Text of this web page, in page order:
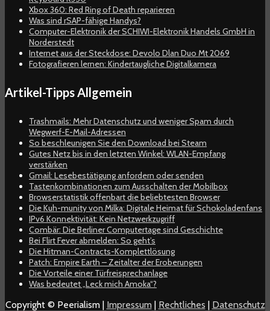
Xbox 360: Red Ring of Death reparieren
Was sind rSAP-fähige Handys?
Computer-Elektronik der SCHIWI-Elektronik Handels GmbH in
Norderstedt
Internet aus der Steckdose: Devolo Dlan Duo Mt 2069
Fotografieren lernen: Kindertaugliche Digitalkamera
Artikel-Tipps Allgemein
Trashmails: Mehr Datenschutz und weniger Spam durch
Wegwerf-E-Mail-Adressen
So beschleunigen Sie den Download bei Steam
Gutes Netz bis in den letzten Winkel: WLAN-Empfang
verstärken
Gmail: Lesebestätigung anfordern oder senden
Tastenkombinationen zum Ausschalten der Mobilbox
Browserstatistik offenbart die beliebtesten Browser
Die Kuh-munity von Milka: Digitale Heimat für Schokoladenfans
IPv6 Konnektivität: Kein Netzwerkzugriff
Combär: Die Berliner Computertage sind Geschichte
Bei Flirt Fever abmelden: So geht’s
Die Hitman-Contracts-Komplettlösung
Patch: Empire Earth – Zeitalter der Eroberungen
Die Vorteile einer Türfreisprechanlage
Was bedeutet „Leck mich Amoka“?
Copyright © Peerialism | Impressum| Rechtliches | Datenschutz